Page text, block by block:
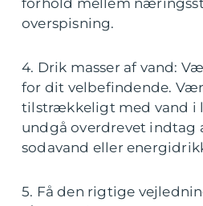
overspisning.
4. Drik masser af vand:
for dit velbefindende.
tilstrækkeligt med vand i
undgå overdrevet indtag
sodavand eller
5. Få den rigtige